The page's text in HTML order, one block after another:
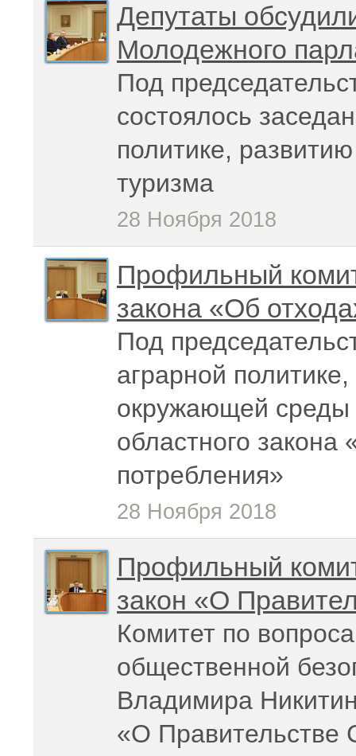
Депутаты
Молодежного
Под
состоялось
политике,
туризма
28 Ноября 2018
Профильный
закона «Об
Под
аграрной
окружающей среды
областного закона
потребления»
28 Ноября 2018
Профильный
закон «О
Комитет по
общественной
Владимира
«О Правительстве